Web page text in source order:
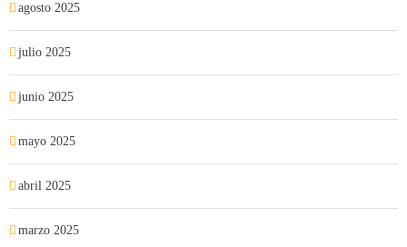
agosto 2025
julio 2025
junio 2025
mayo 2025
abril 2025
marzo 2025